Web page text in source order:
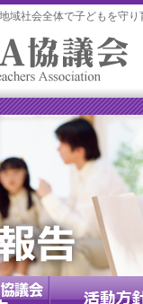
域社会全体で子どもを守